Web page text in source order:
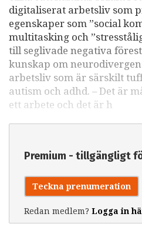
digitaliserat arbetsliv som
egenskaper som ”social
multitasking och
till seglivade negativa
kunskap om
arbetsliv som är särskilt
autism och adhd. – Det är
ett arbete och det är h
Premium - tillgängligt
Teckna prenumeration
Redan medlem? Logga in